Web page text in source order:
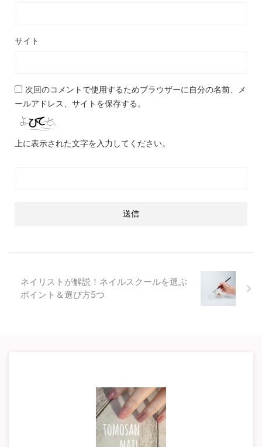
サイト
次回のコメントで使用するためブラウザーに自分の名前、メ
ールアドレス、サイトを保存する。
上に表示された文字を入力してください。
ネイリストが解説！ネイルスクールを選ぶ
ポイント＆選び方5つ